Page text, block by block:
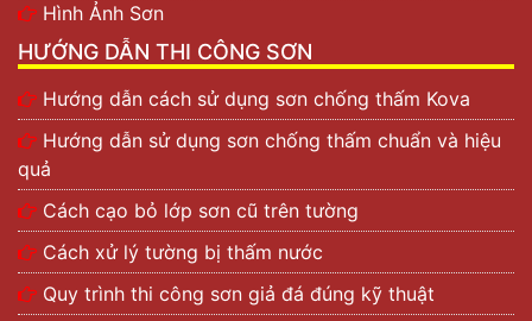
Hình Ảnh Sơn
HƯỚNG DẪN THI CÔNG SƠN
Hướng dẫn cách sử dụng sơn chống thấm Kova
Hướng dẫn sử dụng sơn chống thấm chuẩn và hiệu
quả
Cách cạo bỏ lớp sơn cũ trên tường
Cách xử lý tường bị thấm nước
Quy trình thi công sơn giả đá đúng kỹ thuật